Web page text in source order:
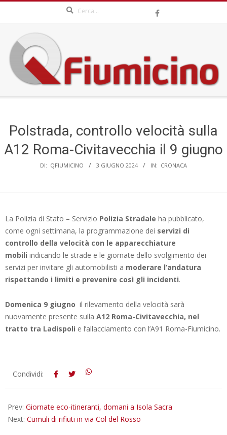
content
QFIUMICINO.COM
MenuPolstrada, controllo velocità sulla
A12 Roma-Civitavecchia il 9 giugno
DI: QFIUMICINO 3 GIUGNO 2024 IN: CRONACA
La Polizia di Stato – Servizio Polizia Stradale ha pubblicato,
come ogni settimana, la programmazione dei servizi di
controllo della velocità con le apparecchiature
mobili indicando le strade e le giornate dello svolgimento dei
servizi per invitare gli automobilisti a moderare l’andatura
rispettando i limiti e prevenire così gli incidenti.
Domenica 9 giugno il rilevamento della velocità sarà
nuovamente presente sulla A12 Roma-Civitavecchia, nel
tratto tra Ladispoli e l’allacciamento con l’A91 Roma-Fiumicino.
2024-
Condividi:
Prev: Giornate eco-itineranti, domani a Isola Sacra
Next: Cumuli di rifiuti in via Col del Rosso